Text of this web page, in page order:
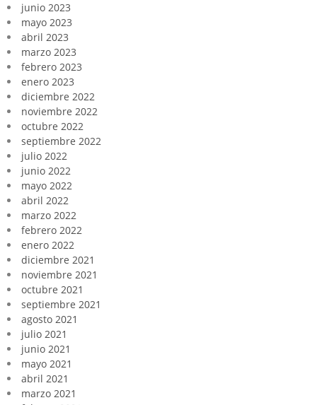
junio 2023
mayo 2023
abril 2023
marzo 2023
febrero 2023
enero 2023
diciembre 2022
noviembre 2022
octubre 2022
septiembre 2022
julio 2022
junio 2022
mayo 2022
abril 2022
marzo 2022
febrero 2022
enero 2022
diciembre 2021
noviembre 2021
octubre 2021
septiembre 2021
agosto 2021
julio 2021
junio 2021
mayo 2021
abril 2021
marzo 2021